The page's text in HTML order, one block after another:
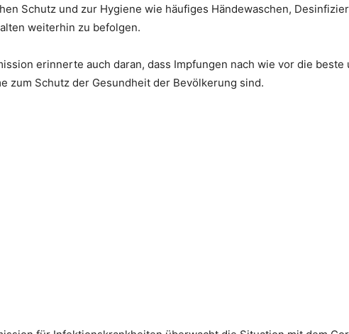
Schutz und zur Hygiene wie häufiges Händewaschen,
weiterhin zu befolgen.
erinnerte auch daran, dass Impfungen nach wie vor die beste
zum Schutz der Gesundheit der Bevölkerung sind.